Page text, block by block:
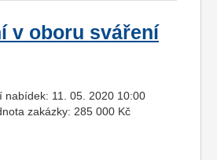
v oboru sváření
nabídek: 11. 05. 2020 10:00
zakázky: 285 000 Kč